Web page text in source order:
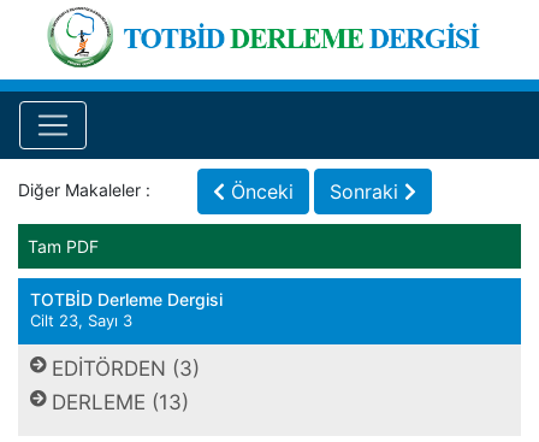
Diğer Makaleler : Önceki Sonraki
Tam PDF
TOTBİD Derleme Dergisi
Cilt 23, Sayı 3
EDİTÖRDEN (3)
DERLEME (13)